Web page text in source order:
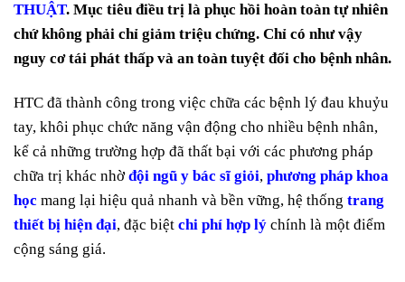
THUẬT. Mục tiêu điều trị là phục hồi hoàn toàn tự nhiên
chứ không phải chỉ giảm triệu chứng. Chỉ có như vậy
nguy cơ tái phát thấp và an toàn tuyệt đối cho bệnh nhân.
HTC đã thành công trong việc chữa các bệnh lý đau khuỷu
tay, khôi phục chức năng vận động cho nhiều bệnh nhân,
kể cả những trường hợp đã thất bại với các phương pháp
chữa trị khác nhờđội ngũ y bác sĩ giỏi, phương pháp khoa
học mang lại hiệu quả nhanh và bền vững, hệ thống trang
thiết bị hiện đại, đặc biệt chi phí hợp lý chính là một điểm
cộng sáng giá.